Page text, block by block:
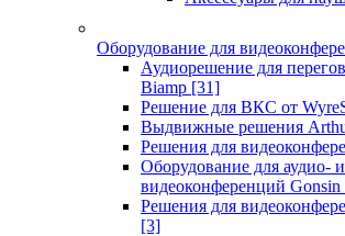
Оборудование для
Аудиорешение для
Biamp [31]
Решение для ВКС от
Выдвижные решения
Решения для
Оборудование для аудио- и
видеоконференций Gonsin
Решения для
[3]